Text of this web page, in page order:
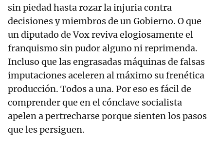
sin piedad hasta rozar la injuria contra
decisiones y miembros de un Gobierno. O que
un diputado de Vox reviva elogiosamente el
franquismo sin pudor alguno ni reprimenda.
Incluso que las engrasadas máquinas de falsas
imputaciones aceleren al máximo su frenética
producción. Todos a una. Por eso es fácil de
comprender que en el cónclave socialista
apelen a pertrecharse porque sienten los pasos
que les persiguen.